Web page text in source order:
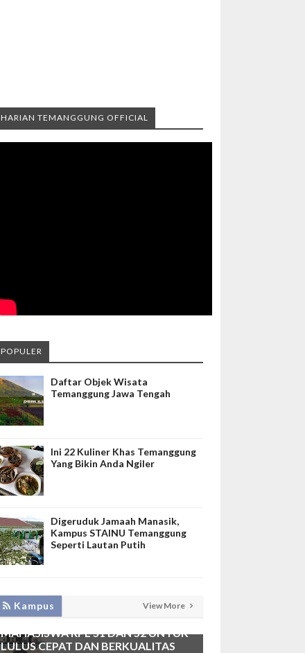
HARIAN TEMANGGUNG OFFICIAL
POPULER
Daftar Objek Wisata
Temanggung Jawa Tengah
Ini 22 Kuliner Khas Temanggung
Yang Bikin Anda Ngiler
Digeruduk Jamaah Manasik,
Kampus STAINU Temanggung
Seperti Lautan Putih
Kampus View More
LAKUKAN BIMTEK RPL, INISNU
TEMANGGUNG SIAP FASILITASI
MAHASISWA RPL S1 DAN S2 UNTUK
LULUS CEPAT DAN BERKUALITAS